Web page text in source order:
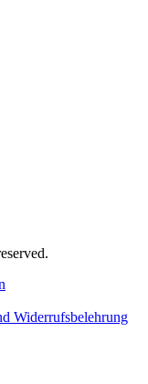
Widerrufsbelehrung